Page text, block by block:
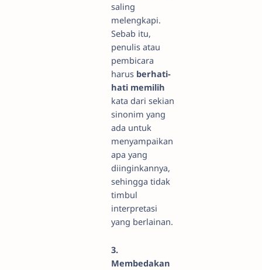
saling
melengkapi.
Sebab itu,
penulis atau
pembicara
harus berhati-
hati memilih
kata dari sekian
sinonim yang
ada untuk
menyampaikan
apa yang
diinginkannya,
sehingga tidak
timbul
interpretasi
yang berlainan.
3.
Membedakan